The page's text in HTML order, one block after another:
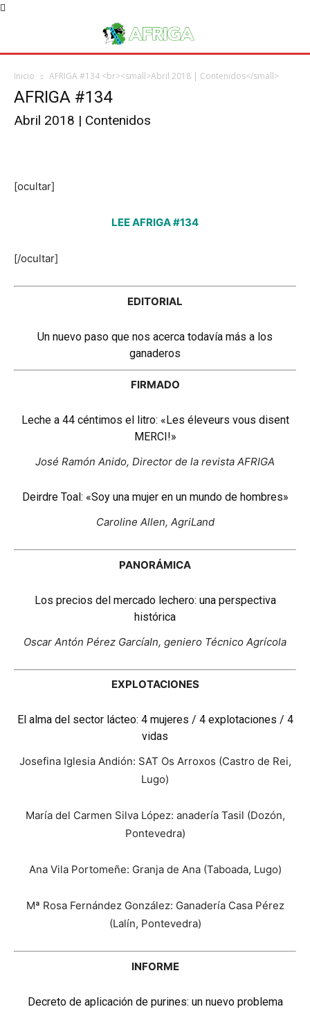
Inicio AFRIGA #134 <br><small>Abril 2018 | Contenidos</small>
AFRIGA #134
Abril 2018 | Contenidos
[ocultar]
LEE AFRIGA #134
[/ocultar]
EDITORIAL
Un nuevo paso que nos acerca todavía más a los
ganaderos
FIRMADO
Leche a 44 céntimos el litro: «Les éleveurs vous disent
MERCI!»
José Ramón Anido, Director de la revista AFRIGA
Deirdre Toal: «Soy una mujer en un mundo de hombres»
Caroline Allen, AgriLand
PANORÁMICA
Los precios del mercado lechero: una perspectiva
histórica
Oscar Antón Pérez GarcíaIn, geniero Técnico Agrícola
EXPLOTACIONES
El alma del sector lácteo: 4 mujeres / 4 explotaciones / 4
vidas
Josefina Iglesia Andión: SAT Os Arroxos (Castro de Rei,
Lugo)
María del Carmen Silva López: anadería Tasil (Dozón,
Pontevedra)
Ana Vila Portomeñe: Granja de Ana (Taboada, Lugo)
Mª Rosa Fernández González: Ganadería Casa Pérez
(Lalín, Pontevedra)
INFORME
Decreto de aplicación de purines: un nuevo problema